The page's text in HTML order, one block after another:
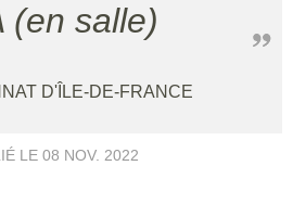
(en salle)
D'ÎLE-DE-FRANCE
LE 08 NOV. 2022